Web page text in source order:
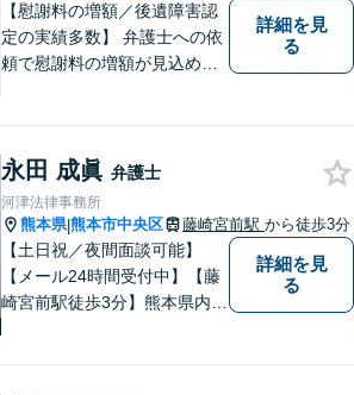
【慰謝料の増額／後遺障害認
定の実績多数】 弁護士への依
頼で慰謝料の増額が見込めま
ノウハウ多数】相続手続きか
ら遺言書までトータルサポー
ト【JR熊本駅から徒歩1分】
詳細を見
る
永田 成眞 弁護士
河津法律事務所
熊本県|熊本市中央区 藤崎宮前駅 から徒歩3分
【土日祝／夜間面談可能】
【メール24時間受付中】【藤
崎宮前駅徒歩3分】熊本県内及
詳細を見
る